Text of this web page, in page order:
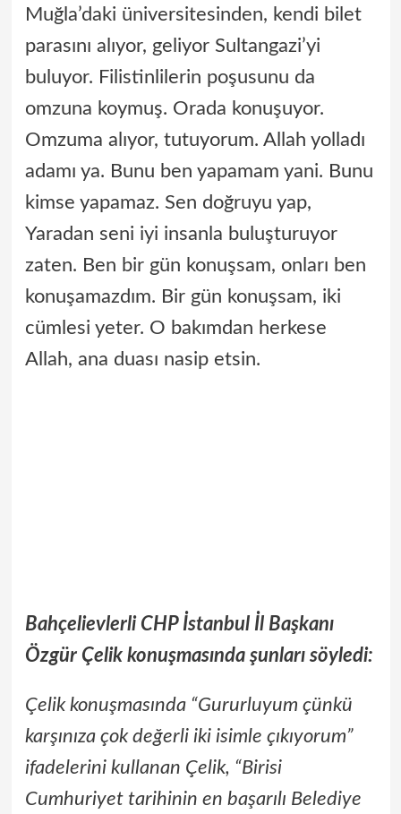
Muğla’daki üniversitesinden, kendi bilet
parasını alıyor, geliyor Sultangazi’yi
buluyor. Filistinlilerin poşusunu da
omzuna koymuş. Orada konuşuyor.
Omzuma alıyor, tutuyorum. Allah yolladı
adamı ya. Bunu ben yapamam yani. Bunu
kimse yapamaz. Sen doğruyu yap,
Yaradan seni iyi insanla buluşturuyor
zaten. Ben bir gün konuşsam, onları ben
konuşamazdım. Bir gün konuşsam, iki
cümlesi yeter. O bakımdan herkese
Allah, ana duası nasip etsin.
Bahçelievlerli CHP İstanbul İl Başkanı
Özgür Çelik konuşmasında şunları söyledi:
Çelik konuşmasında “Gururluyum çünkü
karşınıza çok değerli iki isimle çıkıyorum”
ifadelerini kullanan Çelik, “Birisi
Cumhuriyet tarihinin en başarılı Belediye